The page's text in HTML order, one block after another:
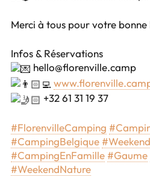
Merci à tous pour votre bonne
Infos & Réservations
hello@florenville.camp
+32 61 31 19 37
#FlorenvilleCamping
#CampingBelgique
#CampingEnFamille#Gaume
#WeekendNature